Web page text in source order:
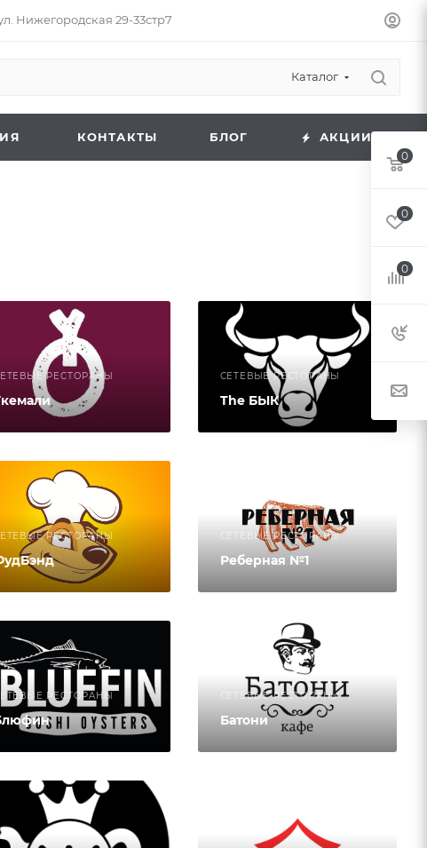
Нижегородская 29-33стр7
Каталог
КОНТАКТЫ БЛОГ АКЦИИ
РЕСТОРАНЫ СЕТЕВЫЕ РЕСТОРАНЫ
The БЫК
РЕСТОРАНЫ СЕТЕВЫЕ РЕСТОРАНЫ
Реберная №1
РЕСТОРАНЫ СЕТЕВЫЕ РЕСТОРАНЫ
Батони
0
0
0